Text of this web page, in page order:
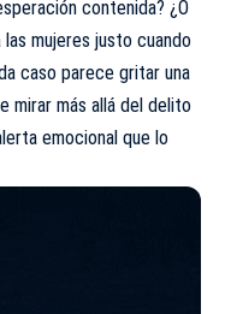
contenida? ¿O
mujeres justo cuando
caso parece gritar una
mirar más allá del delito
emocional que lo